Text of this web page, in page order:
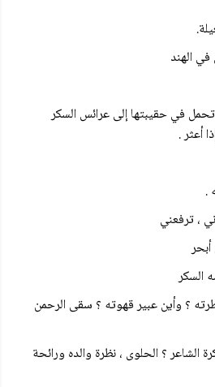
الهند
في حقيبتها إلى عرائس السكر
أعثر .
.
، ترفعني
أبحر
السكر
؟ وأين عبير قهوته ؟ سقى الرحمن
الشاعر ؟ الحلوى ، نظرة والده ورائحة